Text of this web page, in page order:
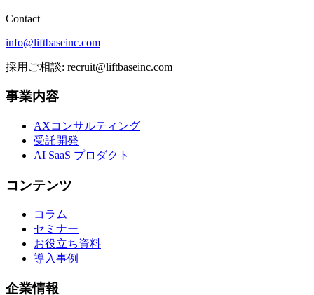
Contact
info@liftbaseinc.com
採用ご相談: recruit@liftbaseinc.com
事業内容
AXコンサルティング
受託開発
AI SaaS プロダクト
コンテンツ
コラム
セミナー
お役立ち資料
導入事例
企業情報